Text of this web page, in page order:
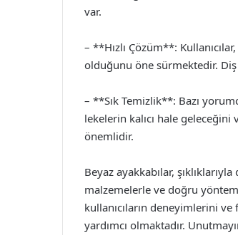
var.
– **Hızlı Çözüm**:
olduğunu öne sürmektedir.
– **Sık Temizlik**: Bazı
lekelerin kalıcı hale
önemlidir.
Beyaz ayakkabılar,
malzemelerle ve doğru
kullanıcıların deneyimlerini
yardımcı olmaktadır.